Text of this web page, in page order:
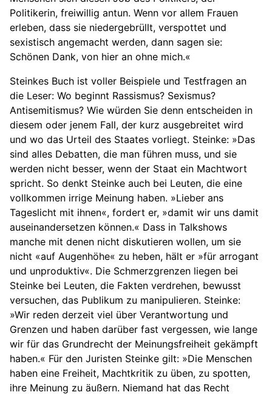
Politikerin, freiwillig antun. Wenn vor allem Frauen
erleben, dass sie niedergebrüllt, verspottet und
sexistisch angemacht werden, dann sagen sie:
Schönen Dank, von hier an ohne mich.«
Steinkes Buch ist voller Beispiele und Testfragen an
die Leser: Wo beginnt Rassismus? Sexismus?
Antisemitismus? Wie würden Sie denn entscheiden in
diesem oder jenem Fall, der kurz ausgebreitet wird
und wo das Urteil des Staates vorliegt. Steinke: »Das
sind alles Debatten, die man führen muss, und sie
werden nicht besser, wenn der Staat ein Machtwort
spricht. So denkt Steinke auch bei Leuten, die eine
vollkommen irrige Meinung haben. »Lieber ans
Tageslicht mit ihnen«, fordert er, »damit wir uns damit
auseinandersetzen können.« Dass in Talkshows
manche mit denen nicht diskutieren wollen, um sie
nicht «auf Augenhöhe« zu heben, hält er »für arrogant
und unproduktiv«. Die Schmerzgrenzen liegen bei
Steinke bei Leuten, die Fakten verdrehen, bewusst
versuchen, das Publikum zu manipulieren. Steinke:
»Wir reden derzeit viel über Verantwortung und
Grenzen und haben darüber fast vergessen, wie lange
wir für das Grundrecht der Meinungsfreiheit gekämpft
haben.« Für den Juristen Steinke gilt: »Die Menschen
haben eine Freiheit, Machtkritik zu üben, zu spotten,
ihre Meinung zu äußern. Niemand hat das Recht